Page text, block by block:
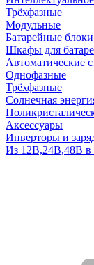
Трёхфазные
Модульные
Батарейные блоки
Шкафы для
Автоматические
Однофазные
Трёхфазные
Солнечная
Аксессуары
Инверторы и
Из 12В,24В,48В в